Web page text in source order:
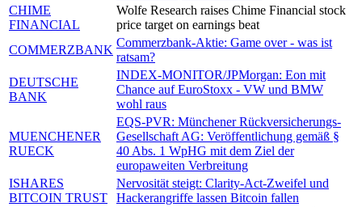
CHIME
FINANCIAL
Wolfe Research raises Chime Financial stock
price target on earnings beat
COMMERZBANK
Commerzbank-Aktie: Game over - was ist
ratsam?
DEUTSCHE
BANK
INDEX-MONITOR/JPMorgan: Eon mit
Chance auf EuroStoxx - VW und BMW
wohl raus
MUENCHENER
RUECK
EQS-PVR: Münchener Rückversicherungs-
Gesellschaft AG: Veröffentlichung gemäß §
40 Abs. 1 WpHG mit dem Ziel der
europaweiten Verbreitung
ISHARES
BITCOIN TRUST
Nervosität steigt: Clarity-Act-Zweifel und
Hackerangriffe lassen Bitcoin fallen